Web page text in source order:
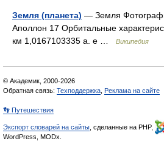
Земля (планета) — Земля
Аполлон 17 Орбитальные
км 1,0167103335 а. е …
Википедия
© Академик, 2000-2026
Обратная связь: Техподдержка Реклама на сайте
👣 Путешествия
Экспорт словарей на сайты , сделанные на PHP,
WordPress, MODx.